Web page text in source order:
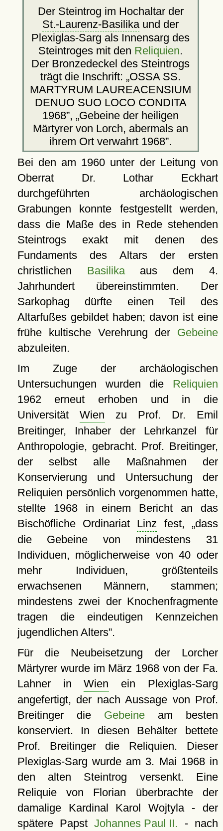
Der Steintrog im Hochaltar der
St.-Laurenz-Basilika und der
Plexiglas-Sarg als Innensarg des
Steintroges mit den Reliquien.
Der Bronzedeckel des Steintrogs
trägt die Inschrift: OSSA SS.
MARTYRUM LAUREACENSIUM
DENUO SUO LOCO CONDITA
1968 , Gebeine der heiligen
Märtyrer von Lorch, abermals an
ihrem Ort verwahrt 1968 .
Bei den am 1960 unter der Leitung von
Oberrat Dr. Lothar Eckhart
durchgeführten archäologischen
Grabungen konnte festgestellt werden,
dass die Maße des in Rede stehenden
Steintrogs exakt mit denen des
Fundaments des Altars der ersten
christlichen Basilikaaus dem 4.
Jahrhundert übereinstimmten. Der
Sarkophag dürfte einen Teil des
Altarfußes gebildet haben; davon ist eine
frühe kultische Verehrung der Gebeine
abzuleiten.
Im Zuge der archäologischen
Untersuchungen wurden die Reliquien
1962 erneut erhoben und in die
Universität Wien zu Prof. Dr. Emil
Breitinger, Inhaber der Lehrkanzel für
Anthropologie, gebracht. Prof. Breitinger,
der selbst alle Maßnahmen der
Konservierung und Untersuchung der
Reliquien persönlich vorgenommen hatte,
stellte 1968 in einem Bericht an das
Bischöfliche Ordinariat Linz fest,
dass
die Gebeine von mindestens 31
Individuen, möglicherweise von 40 oder
mehr Individuen, größtenteils
erwachsenen Männern, stammen;
mindestens zwei der Knochenfragmente
tragen die eindeutigen Kennzeichen
jugendlichen Alters .
Für die Neubeisetzung der Lorcher
Märtyrer wurde im März 1968 von der Fa.
Lahner inWien ein Plexiglas-Sarg
angefertigt, der nach Aussage von Prof.
Breitinger die Gebeineam besten
konserviert. In diesen Behälter bettete
Prof. Breitinger die Reliquien. Dieser
Plexiglas-Sarg wurde am 3. Mai 1968 in
den alten Steintrog versenkt. Eine
Reliquie von Florian überbrachte der
damalige Kardinal Karol Wojtyla - der
spätere PapstJohannes Paul II. - nach